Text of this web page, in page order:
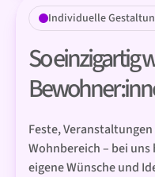
Individuelle
So einzigartig
Feste,
Wohnbereich – bei uns
eigene Wünsche und